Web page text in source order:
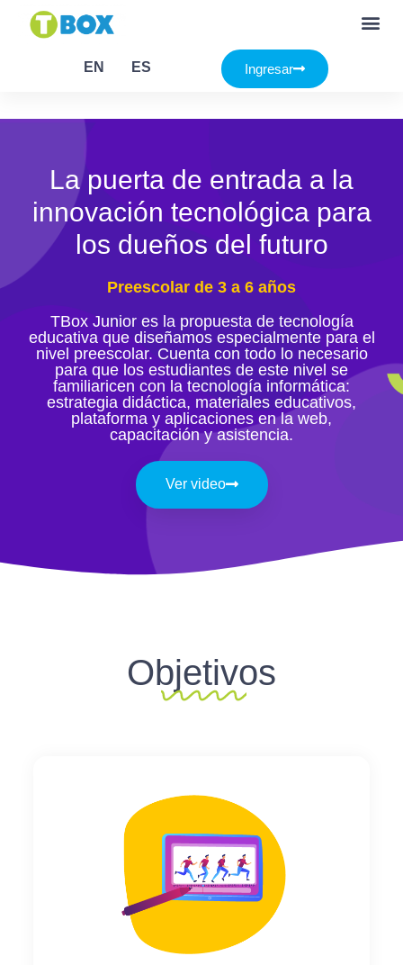
EN ES Ingresar
Currículo tecnología
preescolar
La puerta de entrada a la
innovación tecnológica para
los dueños del futuro
Preescolar de 3 a 6 años
TBox Junior es la propuesta de tecnología
educativa que diseñamos especialmente para el
nivel preescolar. Cuenta con todo lo necesario
para que los estudiantes de este nivel se
familiaricen con la tecnología informática:
estrategia didáctica, materiales educativos,
plataforma y aplicaciones en la web,
capacitación y asistencia.
Ver video
Objetivos